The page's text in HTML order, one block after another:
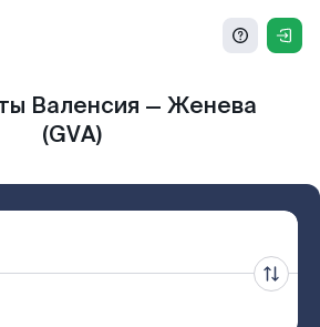
Валенсия — Женева
(GVA)